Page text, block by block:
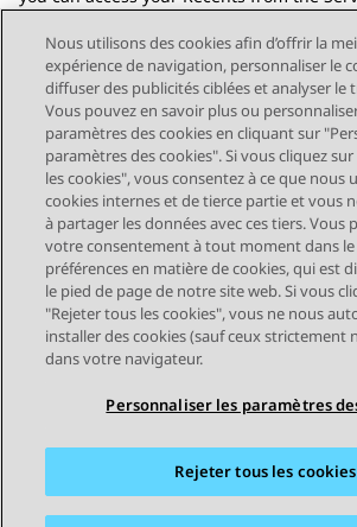
Send Feedback
Navigation par sujet
Sujet précédent
STAY CONNECTED
Conditions d'utilisation
Nous utilisons des cookies afin d’offrir la
expérience de navigation, personnaliser le
diffuser des publicités ciblées et analyser le
Vous pouvez en savoir plus ou
paramètres des cookies en cliquant sur
paramètres des cookies". Si vous cliquez
les cookies", vous consentez à ce que nous
cookies internes et de tierce partie et vous
à partager les données avec ces tiers. Vous
votre consentement à tout moment dans le
préférences en matière de cookies, qui est
le pied de page de notre site web. Si vous
"Rejeter tous les cookies", vous ne nous
installer des cookies (sauf ceux strictement
dans votre navigateur.
Personnaliser les paramètres
Rejeter tous les cookies